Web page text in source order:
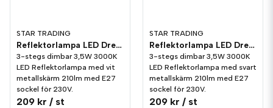
STAR TRADING
Reflektorlampa LED Dream Skärm Vit 210lm E27 3000K 3-stegs dimming
3-stegs dimbar 3,5W 3000K
LED Reflektorlampa med vit
metallskärm 210lm med E27
sockel för 230V.
209 kr / st
STAR TRADING
Reflektorlampa LED Dream Skärm Svart 210lm E27 3000K 3-stegs dimming
3-stegs dimbar 3,5W 3000K
LED Reflektorlampa med svart
metallskärm 210lm med E27
sockel för 230V.
209 kr / st